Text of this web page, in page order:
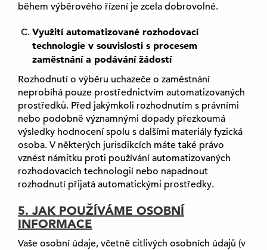
během výběrového řízení je zcela dobrovolné.
Využití automatizované rozhodovací
technologie v souvislosti s procesem
zaměstnání a podávání žádostí
Rozhodnutí o výběru uchazeče o zaměstnání
neprobíhá pouze prostřednictvím automatizovaných
prostředků. Před jakýmkoli rozhodnutím s právními
nebo podobně významnými dopady přezkoumá
výsledky hodnocení spolu s dalšími materiály fyzická
osoba. V některých jurisdikcích máte také právo
vznést námitku proti používání automatizovaných
rozhodovacích technologií nebo napadnout
rozhodnutí přijatá automatickými prostředky.
5. JAK POUŽÍVÁME OSOBNÍ
INFORMACE
Vaše osobní údaje, včetně citlivých osobních údajů (v